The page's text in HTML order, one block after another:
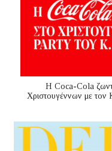
Η Coca-Cola
Χριστουγέννων με τον